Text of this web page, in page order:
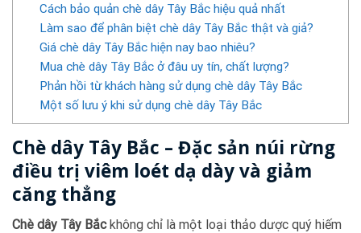
Cách bảo quản chè dây Tây Bắc hiệu quả nhất
Làm sao để phân biệt chè dây Tây Bắc thật và giả?
Giá chè dây Tây Bắc hiện nay bao nhiêu?
Mua chè dây Tây Bắc ở đâu uy tín, chất lượng?
Phản hồi từ khách hàng sử dụng chè dây Tây Bắc
Một số lưu ý khi sử dụng chè dây Tây Bắc
Chè dây Tây Bắc – Đặc sản núi rừng
điều trị viêm loét dạ dày và giảm
căng thẳng
Chè dây Tây Bắckhông chỉ là một loại thảo dược quý hiếm